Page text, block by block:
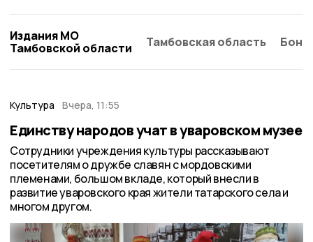
Издания МО
Тамбовской области
Тамбовская область
Культура Вчера, 11:55
Единству народов учат в уваровском музее
Сотрудники учреждения культуры рассказывают
посетителям о дружбе славян с мордовскими
племенами, большом вкладе, который внесли в
развитие уваровского края жители татарского села и
многом другом.